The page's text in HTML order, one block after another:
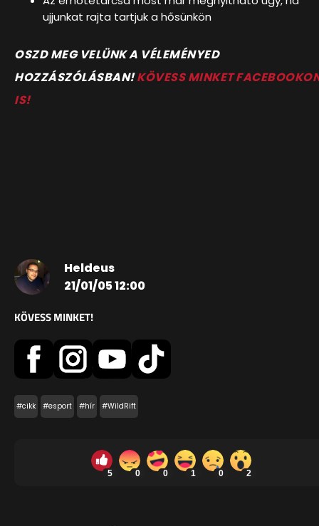
ujjunkat rajta tartjuk a hősünkön
OSZD MEG VELÜNK A VÉLEMÉNYED
HOZZÁSZÓLÁSBAN!KÖVESS MINKET
IS!
Heldeus
21/01/05 12:00
KÖVESS MINKET!
#cikk #esport #hír #WildRift
5 0 0 1 0 2